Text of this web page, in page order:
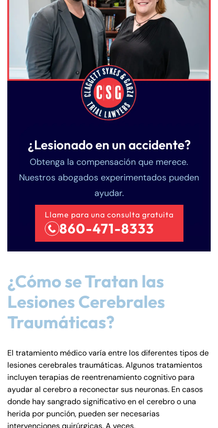
¿Lesionado en un accidente?
Obtenga la compensación que merece.
Nuestros abogados experimentados pueden
ayudar.
Llame para una consulta gratuita
860-471-8333
¿Cómo se Tratan las
Lesiones Cerebrales
Traumáticas?
El tratamiento médico varía entre los diferentes tipos de
lesiones cerebrales traumáticas. Algunos tratamientos
incluyen terapias de reentrenamiento cognitivo para
ayudar al cerebro a reconectar sus neuronas. En casos
donde hay sangrado significativo en el cerebro o una
herida por punción, pueden ser necesarias
intervenciones quirúrgicas. A veces,